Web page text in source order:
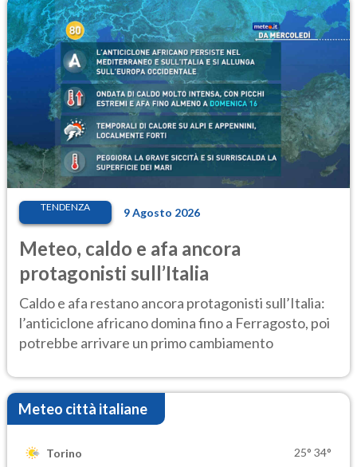
TENDENZA 9 Agosto 2026
Meteo, caldo e afa ancora
protagonisti sull’Italia
Caldo e afa restano ancora protagonisti sull’Italia:
l’anticiclone africano domina fino a Ferragosto, poi
potrebbe arrivare un primo cambiamento
Meteo città italiane
Torino 25° 34°